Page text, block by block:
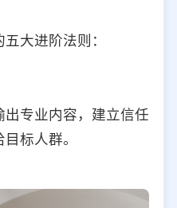
大进阶法则：
专业内容，建立信任
标人群。